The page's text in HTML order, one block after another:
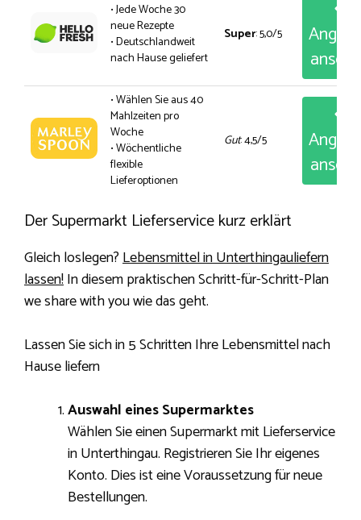
• Jede Woche 30
neue Rezepte
• Deutschlandweit
nach Hause geliefert
Super: 5,0/5
• Wählen Sie aus 40
Mahlzeiten pro
Woche
• Wöchentliche
flexible
Lieferoptionen
Gut: 4,5/5
Der Supermarkt Lieferservice kurz erklärt
Gleich loslegen?Lebensmittel in Unterthingauliefern
lassen!In diesem praktischen Schritt-für-Schritt-Plan
we share with you wie das geht.
Lassen Sie sich in 5 Schritten Ihre Lebensmittel nach
Hause liefern
Auswahl eines Supermarktes
Wählen Sie einen Supermarkt mit Lieferservice
in Unterthingau. Registrieren Sie Ihr eigenes
Konto. Dies ist eine Voraussetzung für neue
Bestellungen.